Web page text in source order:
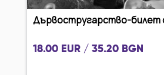
Дървостругарство-билет
18.00 EUR / 35.20 BGN